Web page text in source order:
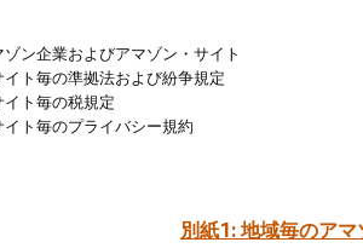
ン企業およびアマゾン・サイト
ト毎の準拠法および紛争規定
ト毎の税規定
ト毎のプライバシー規約
別紙1: 地域毎のア